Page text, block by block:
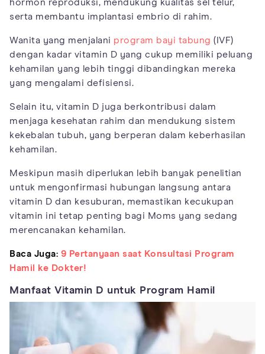
hormon reproduksi, mendukung kualitas sel telur,
serta membantu implantasi embrio di rahim.
Wanita yang menjalani program bayi tabung (IVF)
dengan kadar vitamin D yang cukup memiliki peluang
kehamilan yang lebih tinggi dibandingkan mereka
yang mengalami defisiensi.
Selain itu, vitamin D juga berkontribusi dalam
menjaga kesehatan rahim dan mendukung sistem
kekebalan tubuh, yang berperan dalam keberhasilan
kehamilan.
Meskipun masih diperlukan lebih banyak penelitian
untuk mengonfirmasi hubungan langsung antara
vitamin D dan kesuburan, memastikan kecukupan
vitamin ini tetap penting bagi Moms yang sedang
merencanakan kehamilan.
Baca Juga: 9 Pertanyaan saat Konsultasi Program
Hamil ke Dokter!
Manfaat Vitamin D untuk Program Hamil